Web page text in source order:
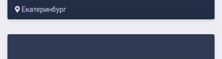
Екатеринбург